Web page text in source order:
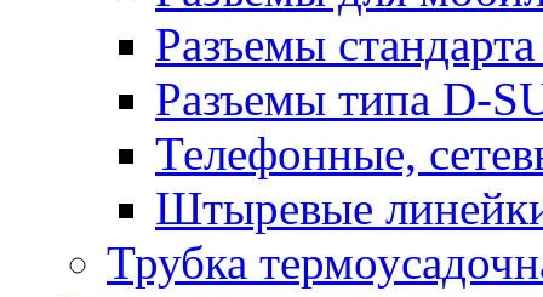
Разъемы
Разъемы типа D-
Телефонные,
Штыревые
Трубка